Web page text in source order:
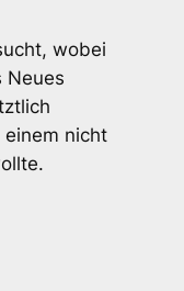
wobei
Neues
nicht